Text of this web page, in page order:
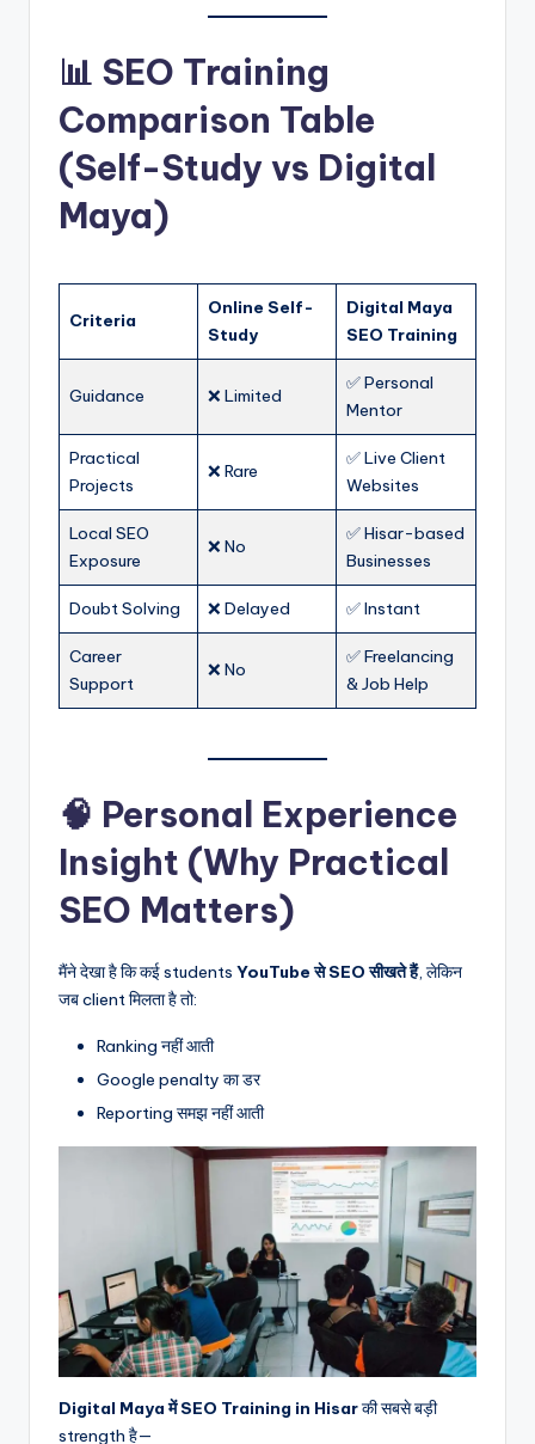
📊 SEO Training
Comparison Table
(Self-Study vs Digital
Maya)
Criteria
Online Self-
Study
Digital Maya
SEO Training
Guidance ❌ Limited
✅ Personal
Mentor
Practical
Projects
❌ Rare
✅ Live Client
Websites
Local SEO
Exposure
❌ No
✅ Hisar-based
Businesses
Doubt Solving ❌ Delayed ✅ Instant
Career
Support
❌ No
✅ Freelancing
& Job Help
🧠 Personal Experience
Insight (Why Practical
SEO Matters)
मैंने देखा है कि कई students YouTube से SEO सीखते हैं, लेकिन
जब client मिलता है तो:
Ranking नहीं आती
Google penalty का डर
Reporting समझ नहीं आती
Digital Maya में SEO Training in Hisarकी सबसे बड़ी
strength है—